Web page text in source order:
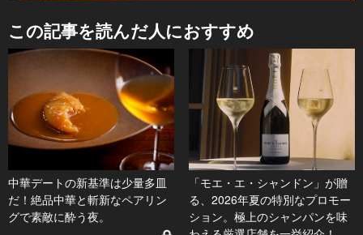
この記事を読んだ人におすすめ
中華デートの新基準は少量多皿
だ！絶品中華と斬新なペアリン
グで素敵に酔う夜。
「モエ・エ・シャンドン」が贈
る、2026年夏の特別なプロモー
ション。極上のシャンパンを味